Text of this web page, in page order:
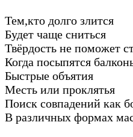
Тем,кто долго злится
Будет чаще сниться
Твёрдость не поможет
Когда посыпятся
Быстрые объятия
Месть или проклятья
Поиск совпадений как
В различных формах